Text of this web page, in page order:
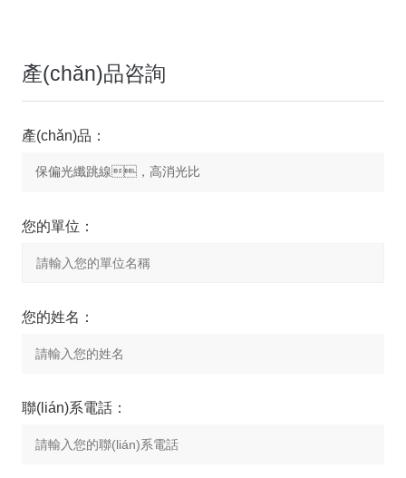
產(chǎn)品咨詢
產(chǎn)品：
您的單位：
您的姓名：
聯(lián)系電話：